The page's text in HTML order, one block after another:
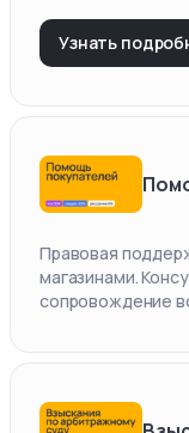
Узнать
Правовая
магазинами.
сопровождение